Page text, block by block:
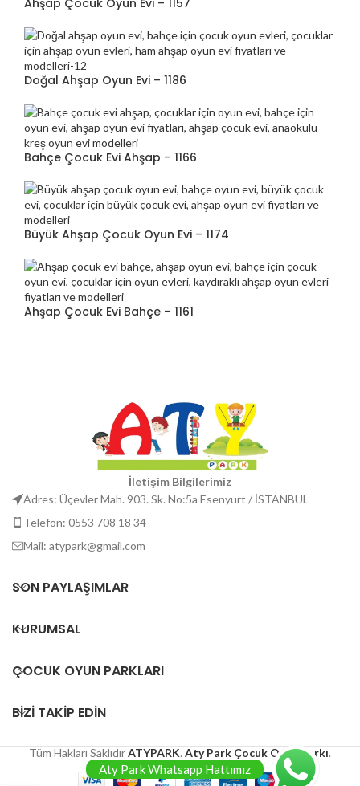
Ahşap Çocuk Oyun Evi – 1157
Doğal Ahşap Oyun Evi – 1186
Bahçe Çocuk Evi Ahşap – 1166
Büyük Ahşap Çocuk Oyun Evi – 1174
Ahşap Çocuk Evi Bahçe – 1161
İletişim Bilgilerimiz
Adres: Üçevler Mah. 903. Sk. No:5a Esenyurt / İSTANBUL
Telefon: 0553 708 18 34
Mail: atypark@gmail.com
SON PAYLAŞIMLAR
KURUMSAL
ÇOCUK OYUN PARKLARI
BİZİ TAKİP EDİN
Tüm Hakları SaklıdırATYPARK. Aty Park Çocuk Oyun Parkı.
Aty Park Whatsapp Hattımız